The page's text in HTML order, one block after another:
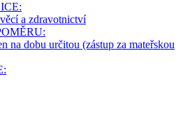
a zdravotnictví
na dobu určitou (zástup za mateřskou